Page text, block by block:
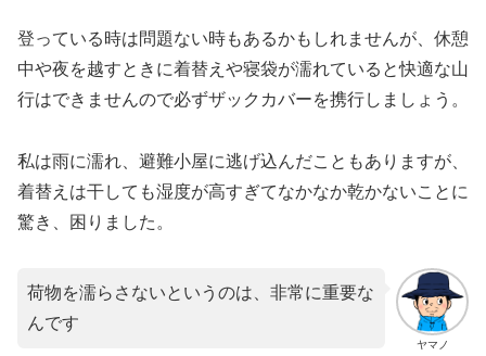
登っている時は問題ない時もあるかもしれませんが、休憩
中や夜を越すときに着替えや寝袋が濡れていると快適な山
行はできませんので必ずザックカバーを携行しましょう。
私は雨に濡れ、避難小屋に逃げ込んだこともありますが、
着替えは干しても湿度が高すぎてなかなか乾かないことに
驚き、困りました。
ヤマノ
荷物を濡らさないというのは、非常に重要な
んです